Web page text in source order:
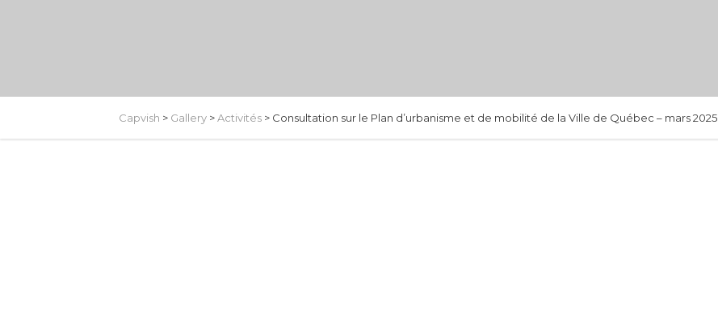
Capvish > Gallery >Activités > Consultation sur le Plan d’urbanisme et de mobilité de la Ville de Québec – mars 2025